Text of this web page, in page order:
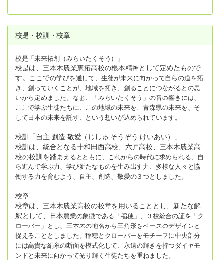
校是・校訓・校章
校是「未来拓創（みらいたくそう）」
校是は、三本木農業恵拓高校の根本精神として定めたもので
す。ここでの学びを通して、生徒が未来に向かって自らの道を拓
き、創っていくことが、地域を拓き、創ることにつながるとの思
いから定めました。なお、「みらいたく そう」の音の響きには、
ここで学ぶ生徒たちに、この地域の未来を、青森県の未来を、そ
して日本の未来を託す、という想いが込められています。
校訓「自主 創造 敬愛（じしゅ そうぞう けいあい）」
校訓は、統合となる十和田西高校、六戸高校、三本木農業高
校の校訓を踏ま えるとともに、これからの時代に求められる、自
ら進んで学ぶ力、学び新たなものを生み出す力、多様な人々と協
働する力を育むよう、自主、創造、敬愛の３つとしました。
校章
校章は、三本木農業高校の校章を用いることとし、新たな解
釈として、日本農業の象徴である「稲穂」、３校統合の証を「ク
ローバー」とし、三本木の地名から三角形をベースのデザインと
捉えることとしました。稲穂とクローバーをモチーフに中央部分
には高貴な絹糸の断面を模式化して、永遠の輝きを持つダイヤモ
ンドと未来に向かって光り輝く生徒たちを重ねました。